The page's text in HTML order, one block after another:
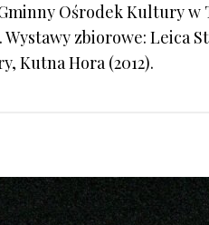
Ośrodek Kultury
zbiorowe: Leica
Kutna Hora (2012).